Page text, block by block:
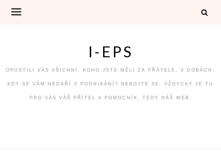
I-EPS
OPUSTILI VÁS VŠICHNI, KOHO JSTE MĚLI ZA PŘÁTELE, V DOBÁCH,
KDY SE VÁM NEDAŘÍ V PODNIKÁNÍ? NEBOJTE SE. VŽDYCKY JE TU
PRO VÁS VÁŠ PŘÍTEL A POMOCNÍK, TEDY NÁŠ WEB.